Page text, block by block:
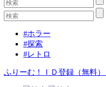
#ホラー
#探索
#レトロ
ふりーむ！ＩＤ登録（無料）